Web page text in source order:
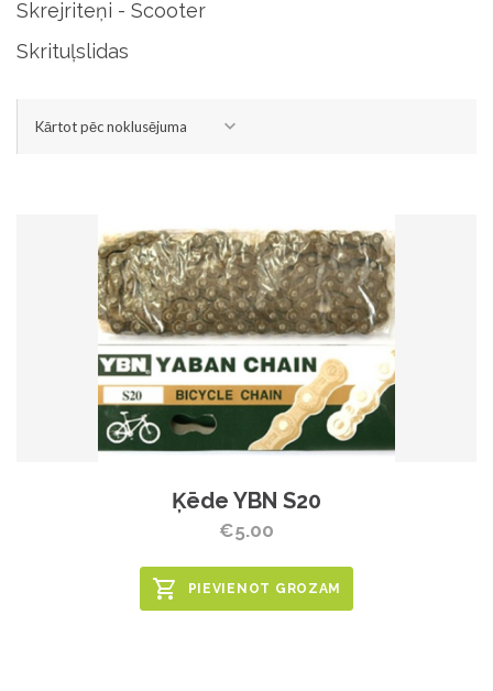
Skrejriteņi - Scooter
Skrituļslidas
Kārtot pēc noklusējuma
Ķēde YBN S20
€5.00
PIEVIENOT GROZAM